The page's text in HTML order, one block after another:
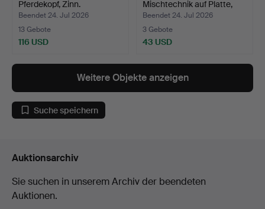
Pferdekopf, Zinn.
Beendet 24. Jul 2026
13 Gebote
116 USD
Mischtechnik auf Platte,
Trä…
Beendet 24. Jul 2026
3 Gebote
43 USD
Weitere Objekte anzeigen
Suche speichern
Auktionsarchiv
Sie suchen in unserem Archiv der beendeten
Auktionen.